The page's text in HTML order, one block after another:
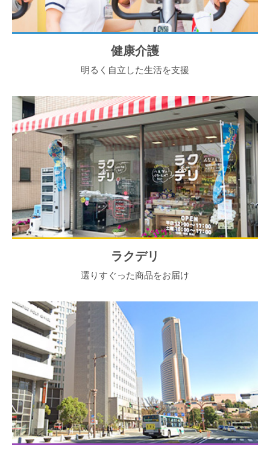
健康介護
明るく自立した生活を支援
ラクデリ
選りすぐった商品をお届け